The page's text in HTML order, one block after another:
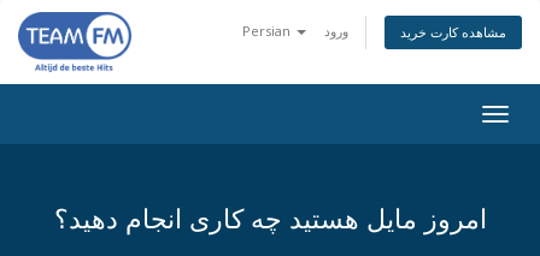
Persian ورود مشاهده کارت خرید
امروز مایل هستید چه کاری انجام دهید؟